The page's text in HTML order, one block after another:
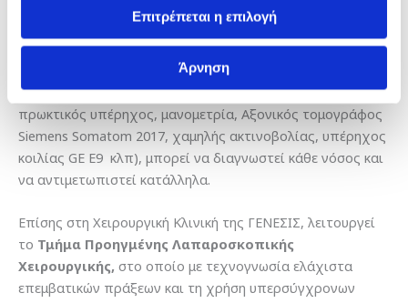
Επιτρέπεται η επιλογή
Άρνηση
μη αναστρέψιμες βλάβεςστην υγεία σας. Με
τον κατάλληλο εξοπλισμό του Κέντρου Παχέος Εντέρου &
Πρωκτού (ενδοσκόπια τελευταίας γενιάς για
κολονοσκόπηση και γαστροσκόπηση, τρισδιάστατος
πρωκτικός υπέρηχος, μανομετρία, Αξονικός τομογράφος
Siemens Somatom 2017, χαμηλής ακτινοβολίας, υπέρηχος
κοιλίας GE E9 κλπ), μπορεί να διαγνωστεί κάθε νόσος και
να αντιμετωπιστεί κατάλληλα.
Επίσης στη Χειρουργική Κλινική της ΓΕΝΕΣΙΣ, λειτουργεί
το Τμήμα Προηγμένης Λαπαροσκοπικής
Χειρουργικής, στο οποίο με τεχνογνωσία ελάχιστα
επεμβατικών πράξεων και τη χρήση υπερσύγχρονων